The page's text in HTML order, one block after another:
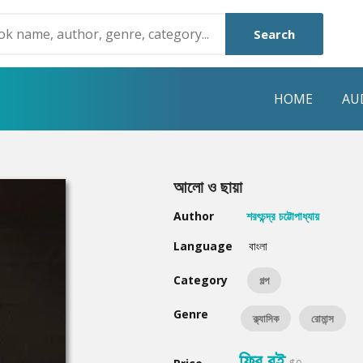
Search
HOME
Humayun Ahmed
Mouri Morium
Hot & New
আলো ও ছায়া
Author
শরৎচন্দ্র চট্টোপাধ্যায়
Language
বাংলা
Category গল্প
Genre ক্ল্যাসিক রোমান্স